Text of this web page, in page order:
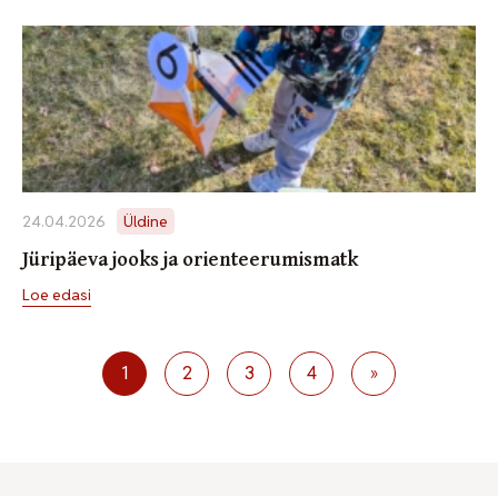
24.04.2026 Üldine
Jüripäeva jooks ja orienteerumismatk
Loe edasi
1 2 3 4 »